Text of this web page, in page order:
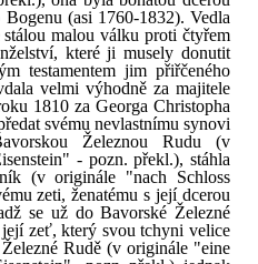
(asi 1760-1832). Vedla
stálou malou válku proti čtyřem
které ji musely donutit
testamentem jim přiřčeného
velmi výhodně za majitele
1810 za Georga Christopha
svému nevlastnímu synovi
Železnou Rudu (v
- pozn. překl.), stáhla
(v originále "nach Schloss
zeti, ženatému s její dcerou
se už do Bavorské Železné
zeť, který svou tchyni velice
Rudě (v originále "eine